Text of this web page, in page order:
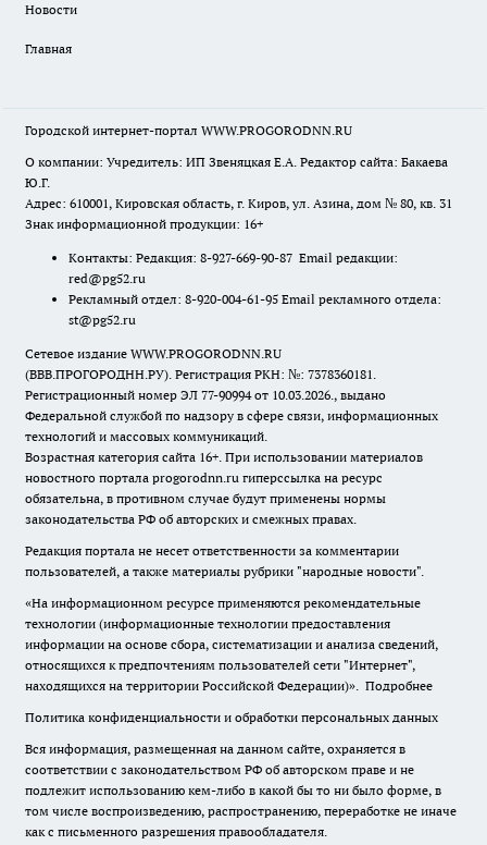
Новости
Главная
Городской интернет-портал WWW.PROGORODNN.RU
О компании: Учредитель: ИП Звеняцкая Е.А. Редактор сайта: Бакаева
Ю.Г.
Адрес: 610001, Кировская область, г. Киров, ул. Азина, дом № 80, кв. 31
Знак информационной продукции: 16+
Контакты: Редакция: 8-927-669-90-87 Email редакции:
red@pg52.ru
Рекламный отдел: 8-920-004-61-95 Email рекламного отдела:
st@pg52.ru
Сетевое издание WWW.PROGORODNN.RU
(ВВВ.ПРОГОРОДНН.РУ). Регистрация РКН: №: 7378360181.
Регистрационный номер ЭЛ 77-90994 от 10.03.2026., выдано
Федеральной службой по надзору в сфере связи, информационных
технологий и массовых коммуникаций.
Возрастная категория сайта 16+. При использовании материалов
новостного портала progorodnn.ru гиперссылка на ресурс
обязательна, в противном случае будут применены нормы
законодательства РФ об авторских и смежных правах.
Редакция портала не несет ответственности за комментарии
пользователей, а также материалы рубрики "народные новости".
«На информационном ресурсе применяются рекомендательные
технологии (информационные технологии предоставления
информации на основе сбора, систематизации и анализа сведений,
относящихся к предпочтениям пользователей сети "Интернет",
находящихся на территории Российской Федерации)». Подробнее
Политика конфиденциальности и обработки персональных данных
Вся информация, размещенная на данном сайте, охраняется в
соответствии с законодательством РФ об авторском праве и не
подлежит использованию кем-либо в какой бы то ни было форме, в
том числе воспроизведению, распространению, переработке не иначе
как с письменного разрешения правообладателя.